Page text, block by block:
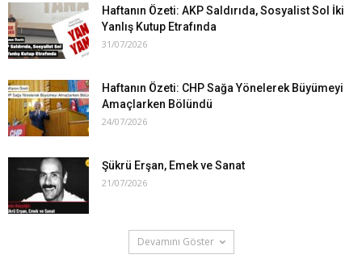
Haftanın Özeti: AKP Saldırıda, Sosyalist Sol İki
Yanlış Kutup Etrafında
31/07/2026
Haftanın Özeti: CHP Sağa Yönelerek Büyümeyi
Amaçlarken Bölündü
24/07/2026
Şükrü Erşan, Emek ve Sanat
21/07/2026
Devamını Göster